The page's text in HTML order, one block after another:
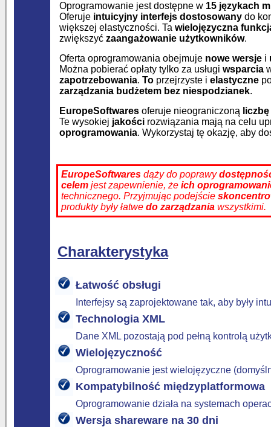
Oprogramowanie jest dostępne w 15 językach
Oferuje intuicyjny interfejs dostosowany do
większej elastyczności. Ta wielojęzyczna
zwiększyć zaangażowanie użytkowników.
Oferta oprogramowania obejmuje nowe wersje i
Można pobierać opłaty tylko za usługi wsparcia
zapotrzebowania. To przejrzyste i elastyczne
zarządzania budżetem bez niespodzianek.
EuropeSoftwares oferuje nieograniczoną
Te wysokiej jakości rozwiązania mają na celu
oprogramowania. Wykorzystaj tę okazję, aby
EuropeSoftwares dąży do poprawy
celem jest zapewnienie, że ich
technicznego. Przyjmując podejście
produkty były łatwe do zarządzania wszystkimi.
Charakterystyka
Łatwość obsługi
Interfejsy są zaprojektowane tak, aby były
Technologia XML
Dane XML pozostają pod pełną kontrolą
Wielojęzyczność
Oprogramowanie jest wielojęzyczne
Kompatybilność międzyplatformowa
Oprogramowanie działa na systemach
Wersja shareware na 30 dni